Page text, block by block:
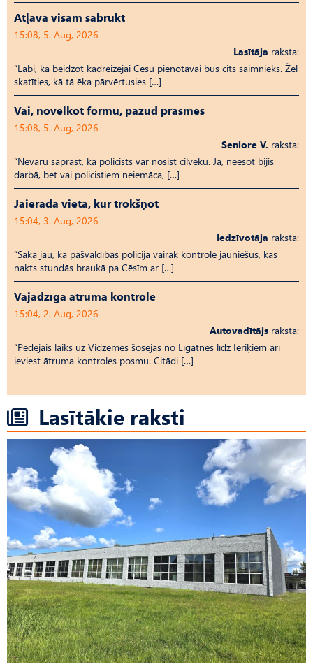
Atļāva visam sabrukt
15:08, 5. Aug, 2026
Lasītāja raksta:
“Labi, ka beidzot kādreizējai Cēsu pienotavai būs cits saimnieks. Žēl
skatīties, kā tā ēka pārvērtusies […]
Vai, novelkot formu, pazūd prasmes
15:08, 5. Aug, 2026
Seniore V. raksta:
“Nevaru saprast, kā policists var nosist cilvēku. Jā, neesot bijis
darbā, bet vai policistiem neiemāca, […]
Jāierāda vieta, kur trokšņot
15:04, 3. Aug, 2026
Iedzīvotāja raksta:
“Saka jau, ka pašvaldības policija vairāk kontrolē jauniešus, kas
nakts stundās braukā pa Cēsīm ar […]
Vajadzīga ātruma kontrole
15:04, 2. Aug, 2026
Autovadītājs raksta:
“Pēdējais laiks uz Vid­ze­mes šosejas no Līgatnes līdz Ieriķiem arī
ieviest ātruma kontroles posmu. Citādi […]
Lasītākie raksti